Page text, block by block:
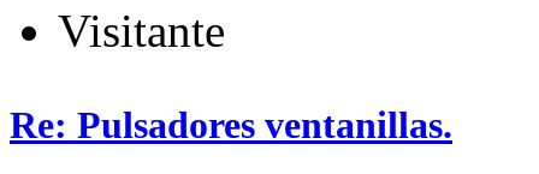
Visitante
Re: Pulsadores ventanillas.